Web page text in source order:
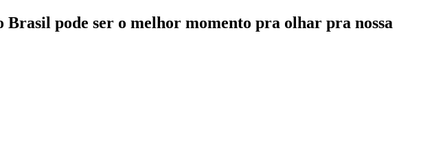
Brasil pode ser o melhor momento pra olhar pra nossa